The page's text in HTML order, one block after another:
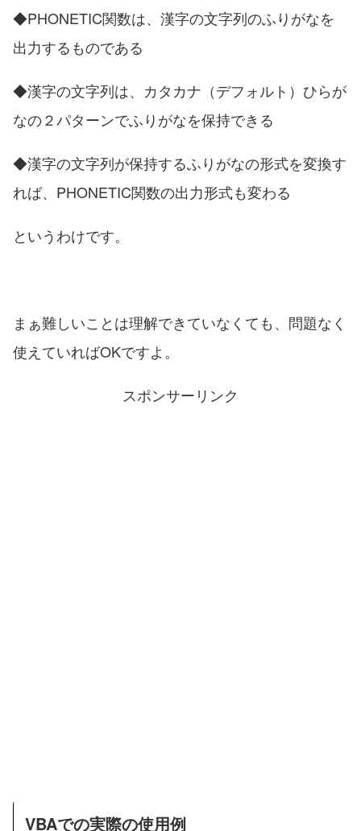
◆PHONETIC関数は、漢字の文字列のふりがなを
出力するものである
◆漢字の文字列は、カタカナ（デフォルト）ひらが
なの２パターンでふりがなを保持できる
◆漢字の文字列が保持するふりがなの形式を変換す
れば、PHONETIC関数の出力形式も変わる
というわけです。
まぁ難しいことは理解できていなくても、問題なく
使えていればOKですよ。
スポンサーリンク
VBAでの実際の使用例